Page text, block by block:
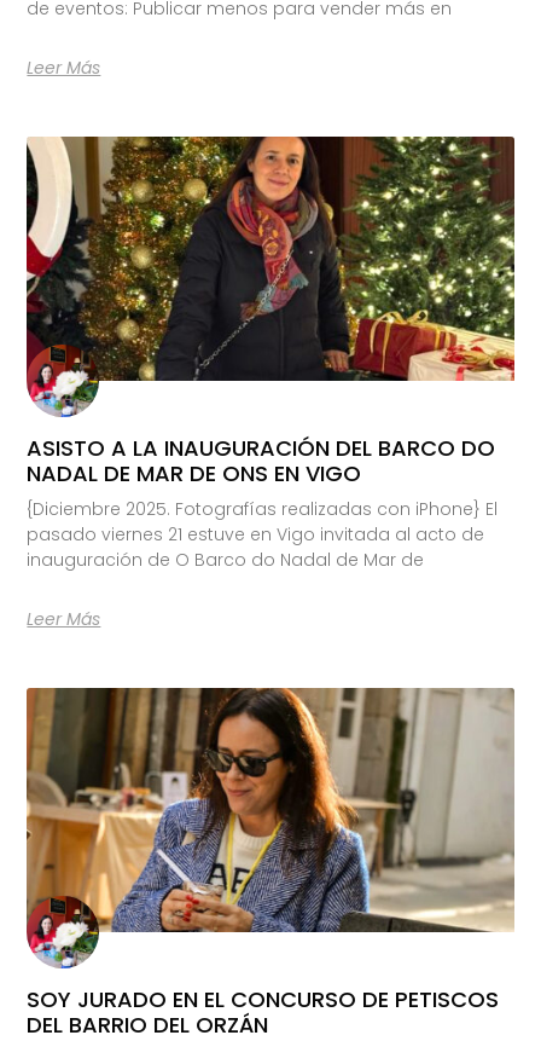
de eventos: Publicar menos para vender más en
Leer Más
ASISTO A LA INAUGURACIÓN DEL BARCO DO
NADAL DE MAR DE ONS EN VIGO
{Diciembre 2025. Fotografías realizadas con iPhone} El
pasado viernes 21 estuve en Vigo invitada al acto de
inauguración de O Barco do Nadal de Mar de
Leer Más
SOY JURADO EN EL CONCURSO DE PETISCOS
DEL BARRIO DEL ORZÁN